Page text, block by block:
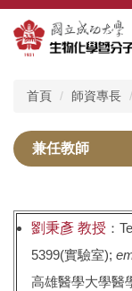
跳
到
主
首頁 師資專長
兼任教師
劉秉彥 教授 ：
5399(實驗室);
高雄醫學大學醫